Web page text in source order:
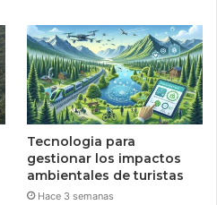
Tecnologia para
gestionar los impactos
ambientales de turistas
Hace 3 semanas